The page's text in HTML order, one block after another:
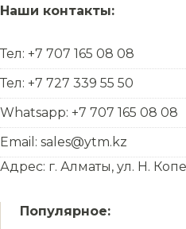
Наши контакты:
Тел: +7 707 165 08 08
Тел: +7 727 339 55 50
Whatsapp: +7 707 165 08 08
Email: sales@ytm.kz
Адрес: г. Алматы, ул. Н.
Популярное: